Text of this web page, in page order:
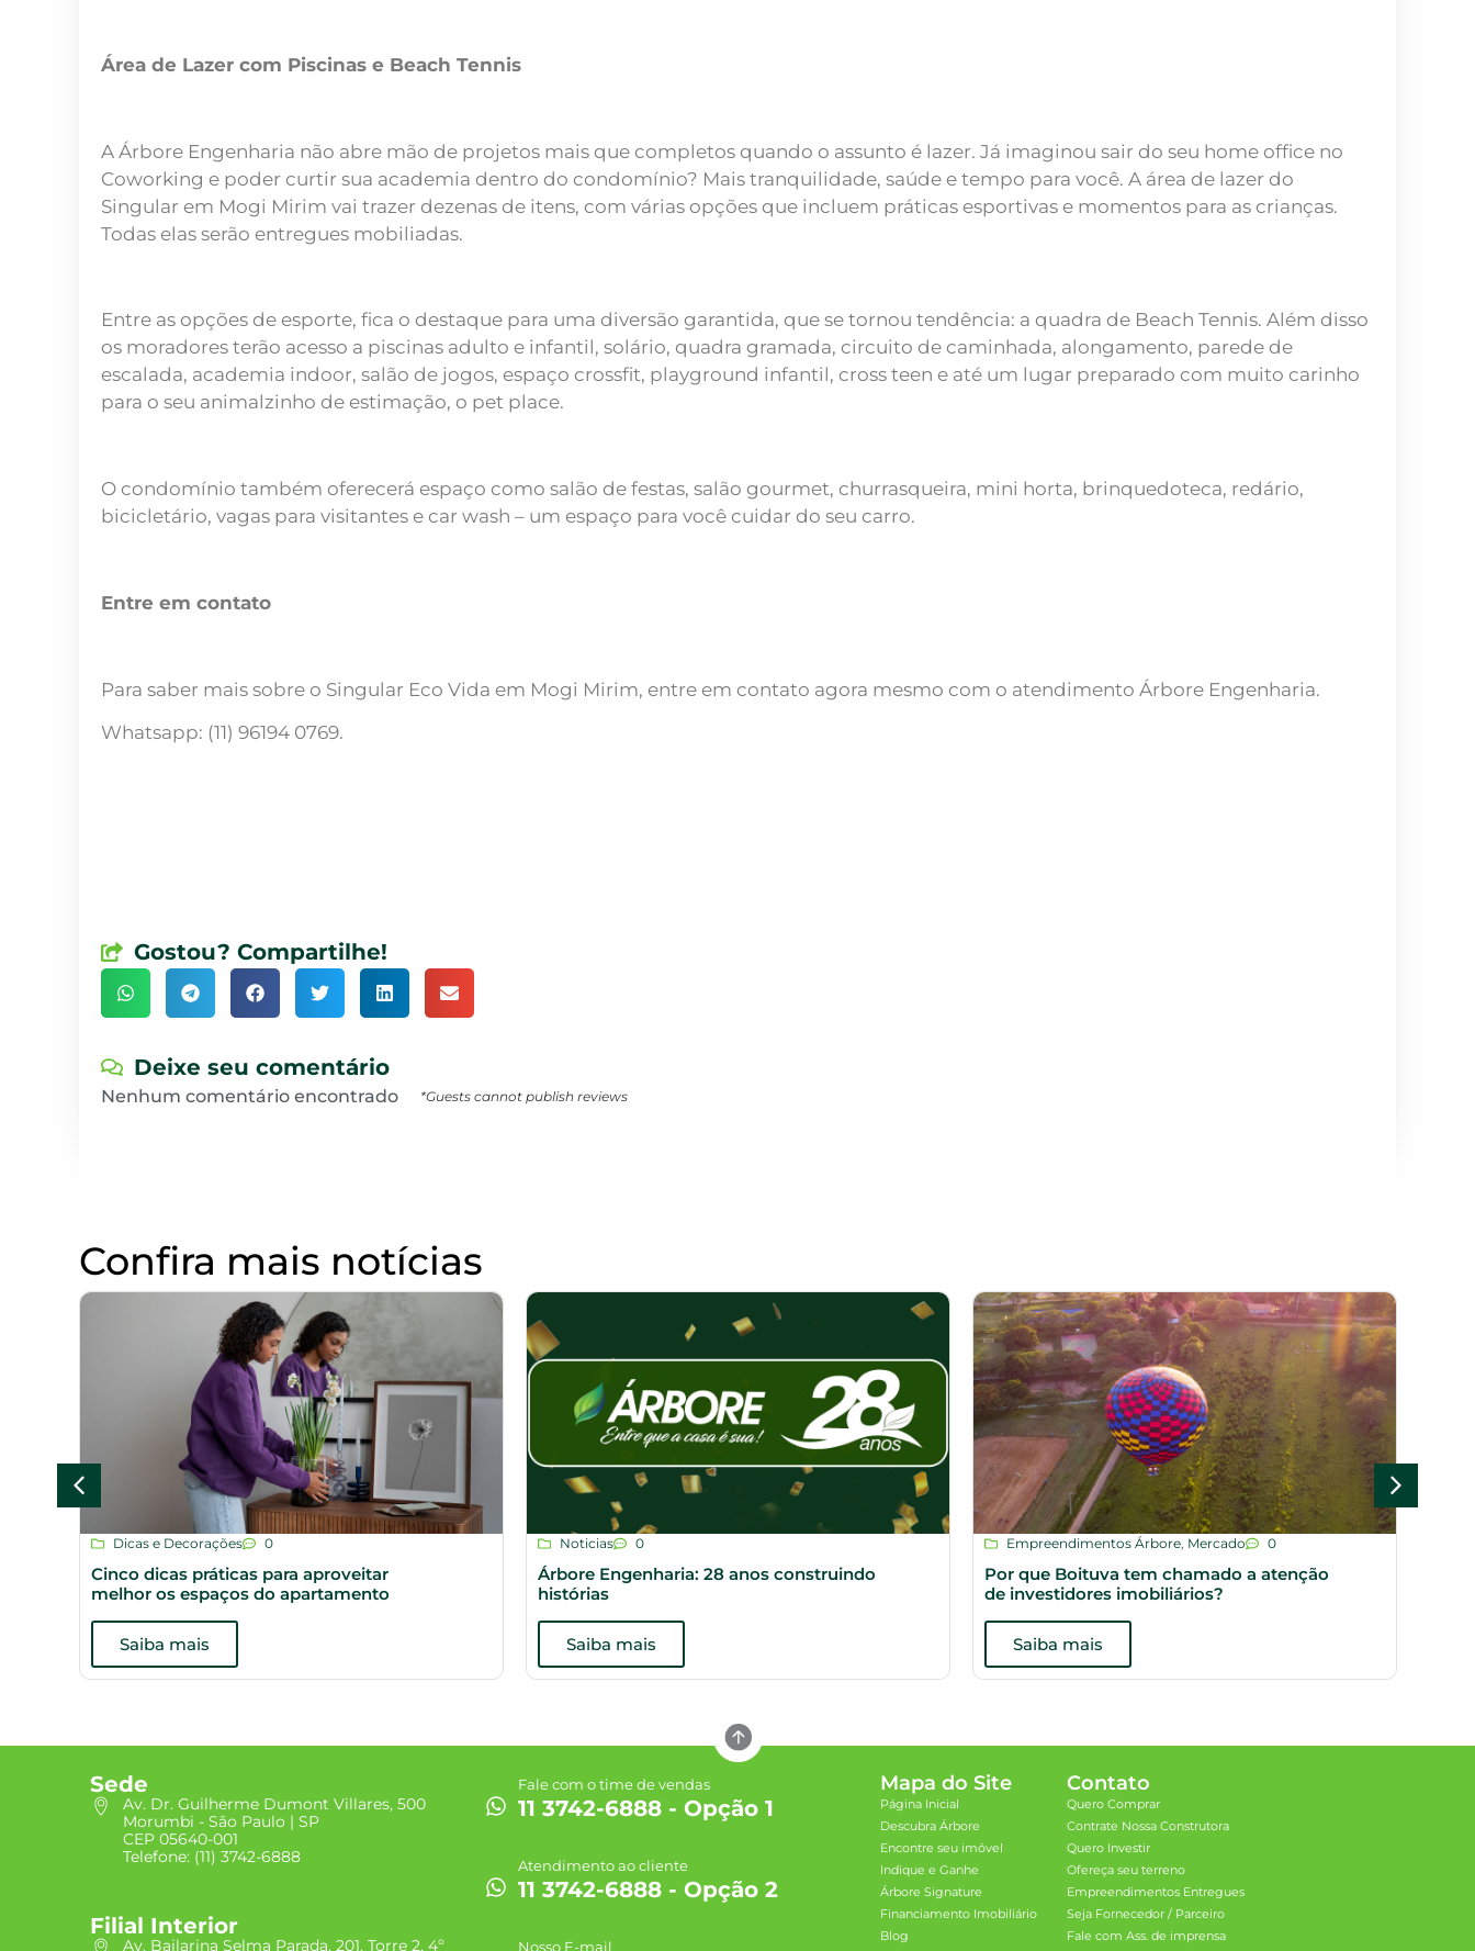
Área de Lazer com Piscinas e Beach Tennis
A Árbore Engenharia não abre mão de projetos mais que completos quando o assunto é lazer. Já imaginou sair do seu home office no
Coworking e poder curtir sua academia dentro do condomínio? Mais tranquilidade, saúde e tempo para você. A área de lazer do
Singular em Mogi Mirim vai trazer dezenas de itens, com várias opções que incluem práticas esportivas e momentos para as crianças.
Todas elas serão entregues mobiliadas.
Entre as opções de esporte, fica o destaque para uma diversão garantida, que se tornou tendência: a quadra de Beach Tennis. Além disso
os moradores terão acesso a piscinas adulto e infantil, solário, quadra gramada, circuito de caminhada, alongamento, parede de
escalada, academia indoor, salão de jogos, espaço crossfit, playground infantil, cross teen e até um lugar preparado com muito carinho
para o seu animalzinho de estimação, o pet place.
O condomínio também oferecerá espaço como salão de festas, salão gourmet, churrasqueira, mini horta, brinquedoteca, redário,
bicicletário, vagas para visitantes e car wash – um espaço para você cuidar do seu carro.
Entre em contato
Para saber mais sobre o Singular Eco Vida em Mogi Mirim, entre em contato agora mesmo com o atendimento Árbore Engenharia.
Whatsapp: (11) 96194 0769.
Gostou? Compartilhe!
Deixe seu comentário
Nenhum comentário encontrado *Guests cannot publish reviews
Confira mais notícias
Dicas e Decorações 0
Cinco dicas práticas para aproveitar
melhor os espaços do apartamento
Saiba mais
Noticias 0
Árbore Engenharia: 28 anos construindo
histórias
Saiba mais
Empreendimentos Árbore, Mercado 0
Por que Boituva tem chamado a atenção
de investidores imobiliários?
Saiba mais
Sede
Av. Dr. Guilherme Dumont Villares, 500
Morumbi - São Paulo | SP
CEP 05640-001
Telefone: (11) 3742-6888
Filial Interior
Av. Bailarina Selma Parada, 201, Torre 2, 4º
Fale com o time de vendas
11 3742-6888 - Opção 1
Atendimento ao cliente
11 3742-6888 - Opção 2
Nosso E-mail
Mapa do Site
Página Inicial
Descubra Árbore
Encontre seu imóvel
Indique e Ganhe
Árbore Signature
Financiamento Imobiliário
Blog
Contato
Quero Comprar
Contrate Nossa Construtora
Quero Investir
Ofereça seu terreno
Empreendimentos Entregues
Seja Fornecedor / Parceiro
Fale com Ass. de imprensa